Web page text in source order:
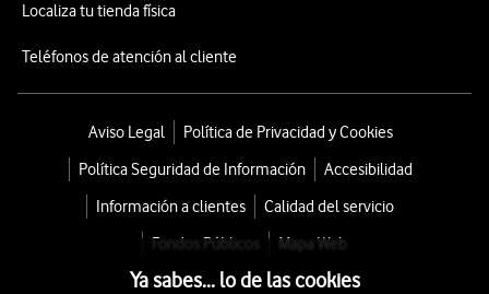
Localiza tu tienda física
Teléfonos de atención al cliente
Aviso Legal
Política de Privacidad y Cookies
Política Seguridad de Información
Accesibilidad
Información a clientes
Calidad del servicio
Fondos Públicos
Mapa Web
Ya sabes... lo de las cookies